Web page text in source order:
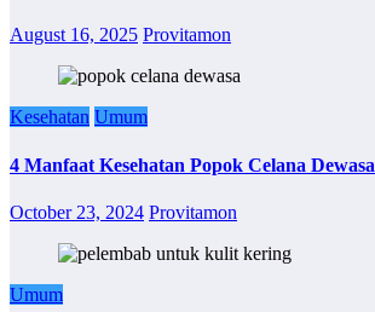
August 16, 2025 Provitamon
Kesehatan Umum
4 Manfaat Kesehatan Popok Celana Dewasa
October 23, 2024 Provitamon
Umum